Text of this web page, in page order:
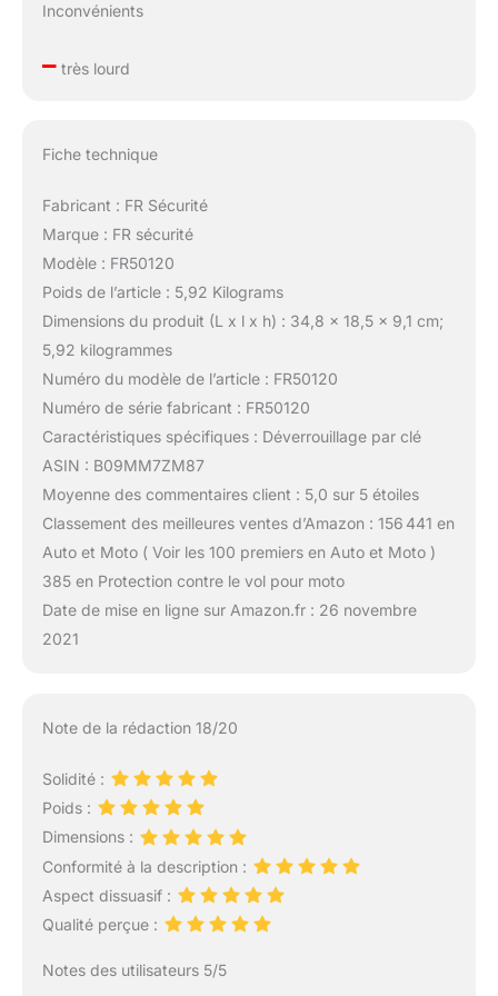
Inconvénients
–très lourd
Fiche technique
Fabricant : FR Sécurité
Marque : FR sécurité
Modèle : FR50120
Poids de l’article : 5,92 Kilograms
Dimensions du produit (L x l x h) : 34,8 x 18,5 x 9,1 cm;
5,92 kilogrammes
Numéro du modèle de l’article : FR50120
Numéro de série fabricant : FR50120
Caractéristiques spécifiques : Déverrouillage par clé
ASIN : B09MM7ZM87
Moyenne des commentaires client : 5,0 sur 5 étoiles
Classement des meilleures ventes d’Amazon : 156 441 en
Auto et Moto ( Voir les 100 premiers en Auto et Moto )
385 en Protection contre le vol pour moto
Date de mise en ligne sur Amazon.fr : 26 novembre
2021
Note de la rédaction 18/20
Solidité :
Poids :
Dimensions :
Conformité à la description :
Aspect dissuasif :
Qualité perçue :
Notes des utilisateurs 5/5